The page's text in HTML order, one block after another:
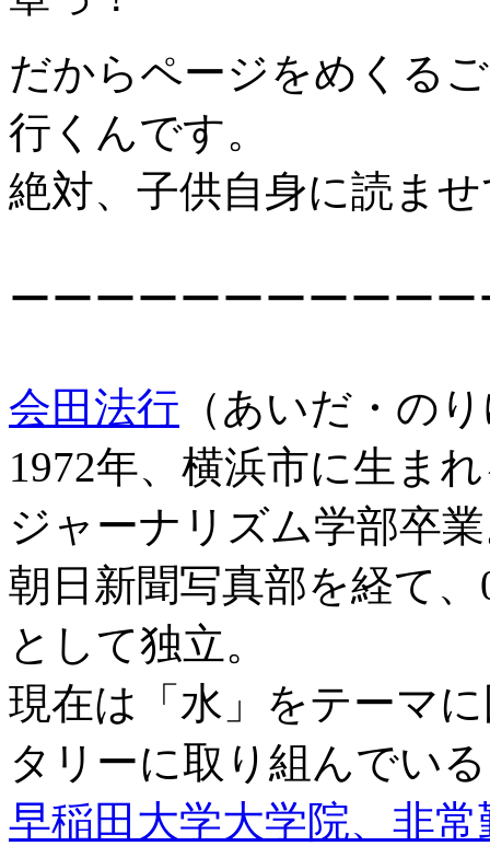
だからページをめくる
行くんです。
絶対、子供自身に読ま
ーーーーーーーーーー
会田法行 （あいだ・の
1972年、横浜市に生ま
ジャーナリズム学部卒
朝日新聞写真部を経て
として独立。
現在は「水」をテーマ
タリーに取り組んでい
早稲田大学大学院、非常